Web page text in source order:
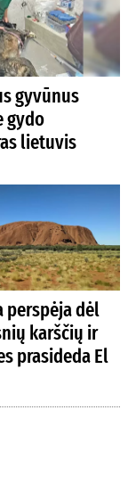
gyvūnus
gydo
lietuvis
perspėja dėl
karščių ir
prasideda El